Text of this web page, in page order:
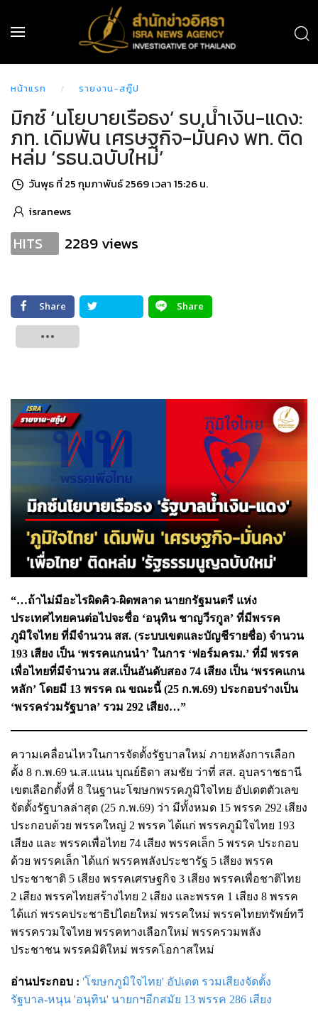
หน้าแรก รายงาน-สกู๊ป
มิกซ์ ‘นโยบายเรือธง’ รบ.น้ำเงิน-แดง:
ภท. เดิมพัน เศรษฐกิจ-มั่นคง พท. ติด
หล่ม ‘รธน.ฉบับใหม่’
วันพุธ ที่ 25 กุมภาพันธ์ 2569 เวลา 15:26 น.
isranews
HITS 2289 views
Share
Share
“…ถ้าไม่มีอะไรผิดคิว-ผิดพลาด นายกรัฐมนตรี แห่ง
ประเทศไทยคนต่อไปจะชื่อ ‘อนุทิน ชาญวีรกูล’ ที่มีพรรค
ภูมิใจไทย ที่มีจำนวน สส. (ระบบเขตและบัญชีรายชื่อ) จำนวน
193 เสียง เป็น ‘พรรคแกนนำ’ ในการ ‘ฟอร์มครม.’ ที่มี พรรค
เพื่อไทยที่มีจำนวน สส.เป็นอันดับสอง 74 เสียง เป็น ‘พรรคแกน
หลัก’ โดยมี 13 พรรค ณ ขณะนี้ (25 ก.พ.69) ประกอบร่างเป็น
‘พรรคร่วมรัฐบาล’ รวม 292 เสียง…”
ความเคลื่อนไหวในการจัดตั้งรัฐบาลใหม่ ภายหลังการเลือก
ตั้ง 8 ก.พ.69 น.ส.แนน บุณย์ธิดา สมชัย ว่าที่ สส. อุบลราชธานี
เขตเลือกตั้งที่ 8 ในฐานะโฆษกพรรคภูมิใจไทย อัปเดตตัวเลข
จัดตั้งรัฐบาลล่าสุด (25 ก.พ.69) ว่า มีทั้งหมด 15 พรรค 292 เสียง
ประกอบด้วย พรรคใหญ่ 2 พรรค ได้แก่ พรรคภูมิใจไทย 193
เสียง และ พรรคเพื่อไทย 74 เสียง พรรคเล็ก 5 พรรค ประกอบ
ด้วย พรรคเล็ก ได้แก่ พรรคพลังประชารัฐ 5 เสียง พรรค
ประชาชาติ 5 เสียง พรรคเศรษฐกิจ 3 เสียง พรรคเพื่อชาติไทย
2 เสียง พรรคไทยสร้างไทย 2 เสียง และพรรค 1 เสียง 8 พรรค
ได้แก่ พรรคประชาธิปไตยใหม่ พรรคใหม่ พรรคไทยทรัพย์ทวี
พรรครวมใจไทย พรรคทางเลือกใหม่ พรรครวมพลัง
ประชาชน พรรคมิติใหม่ พรรคโอกาสใหม่
อ่านประกอบ : 'โฆษกภูมิใจไทย' อัปเดต รวมเสียงจัดตั้ง
รัฐบาล-หนุน 'อนุทิน' นายกฯอีกสมัย 13 พรรค 286 เสียง